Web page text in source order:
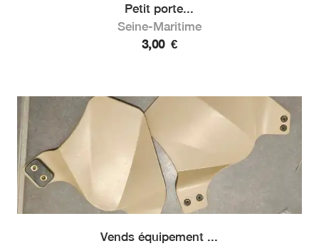
Petit porte...
Seine-Maritime
3,00 €
Vends équipement ...